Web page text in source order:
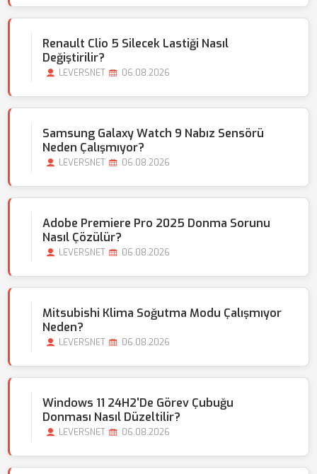
Renault Clio 5 Silecek Lastiği Nasıl
Değiştirilir?
LEVERSNET 06.08.2026
Samsung Galaxy Watch 9 Nabız Sensörü
Neden Çalışmıyor?
LEVERSNET 06.08.2026
Adobe Premiere Pro 2025 Donma Sorunu
Nasıl Çözülür?
LEVERSNET 06.08.2026
Mitsubishi Klima Soğutma Modu Çalışmıyor
Neden?
LEVERSNET 06.08.2026
Windows 11 24H2'de Görev Çubuğu
Donması Nasıl Düzeltilir?
LEVERSNET 06.08.2026